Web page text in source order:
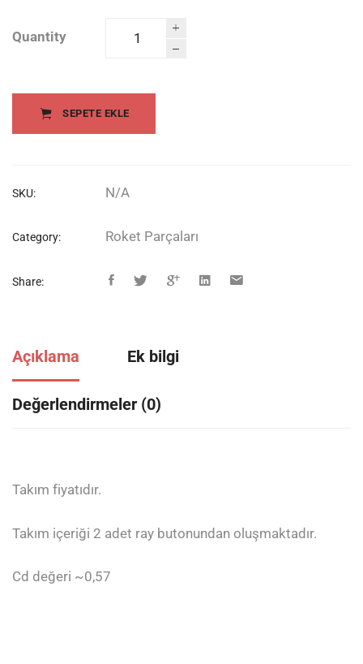
Quantity
Roket Ray
SEPETE EKLE
SKU: N/A
Category: Roket Parçaları
Share:
Açıklama Ek bilgi
Değerlendirmeler (0)
Takım fiyatıdır.
Takım içeriği 2 adet ray butonundan oluşmaktadır.
Cd değeri ~0,57